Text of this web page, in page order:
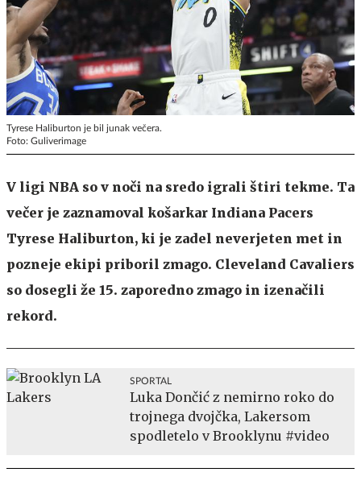
Tyrese Haliburton je bil junak večera.
Foto: Guliverimage
V ligi NBA so v noči na sredo igrali štiri tekme. Ta
večer je zaznamoval košarkar Indiana Pacers
Tyrese Haliburton, ki je zadel neverjeten met in
pozneje ekipi priboril zmago. Cleveland Cavaliers
so dosegli že 15. zaporedno zmago in izenačili
rekord.
SPORTAL
Luka Dončić z nemirno roko do
trojnega dvojčka, Lakersom
spodletelo v Brooklynu #video